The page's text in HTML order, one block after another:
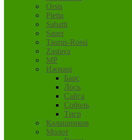
Orsis
Pietta
Sabatti
Sauer
Taurus-Rossi
Zastava
MP
Ижмаш
Барс
Лось
Сайга
Соболь
Тигр
Калашников
Молот